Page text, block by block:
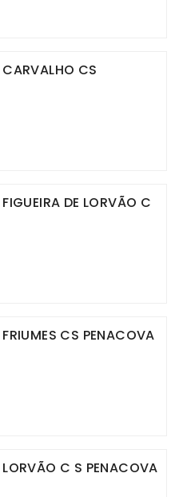
CARVALHO CS
DE LORVÃO C
CS PENACOVA
LORVÃO C S PENACOVA